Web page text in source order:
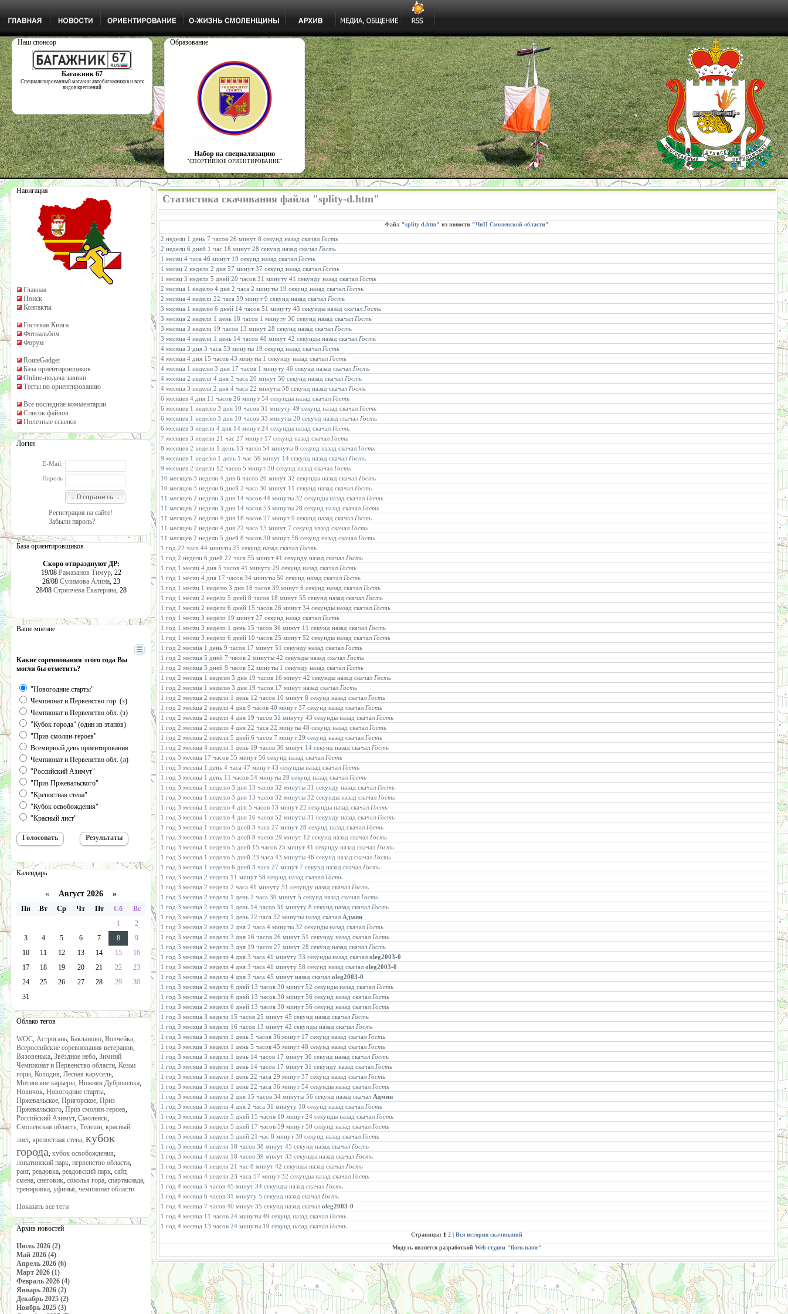
Наш спонсор
Багажник 67
Специализированный магазин автобагажников и всех
видов креплений
Образование
Набор на специализацию
"СПОРТИВНОЕ ОРИЕНТИРОВАНИЕ"
Навигация
Главная
Поиск
Контакты
Гостевая Книга
Фотоальбом
Форум
RouteGadget
База ориентировщиков
Online-подача заявки
Тесты по ориентированию
Все последние комментарии
Список файлов
Полезные ссылки
Логин
E-Mail:
Пароль
Регистрация на сайте!
Забыли пароль?
База ориентировщиков
Скоро отпразднуют ДР:
19/08 Рамазанов Тимур, 22
26/08 Сулимова Алина, 23
28/08 Стряпчева Екатерина, 28
Ваше мнение
Какие соревнования этого года Вы
могли бы отметить?
"Новогодние старты"
Чемпионат и Первенство гор. (з)
Чемпионат и Первенство обл. (з)
"Кубок города" (один из этапов)
"Приз смолян-героев"
Всемирный день ориентирования
Чемпионат и Первенство обл. (л)
"Российский Азимут"
"Приз Пржевальского"
"Крепостная стена"
"Кубок освобождения"
"Красный лист"
Календарь
« Август 2026 »
Пн Вт Ср Чт Пт Сб
Вс
1
2
3
4 5 6 7 8
9
10
11 12 13 14 15
16
17
18 19 20 21 22
23
24
25 26 27 28 29
30
31
Облако тегов
WOC, Астрогань, Бакланово, Волчейка,
Всероссийские соревнования ветеранов,
Вязовенька, Звёздное небо, Зимний
Чемпионат и Первенство области, Козьи
горы, Колодня, Лесная карусель,
Митинские карьеры, Нижняя Дубровенка,
Новичок, Новогодние старты,
Пржевальское, Пригорское, Приз
Пржевальского, Приз смолян-героев,
Российский Азимут, Смоленск,
Смоленская область, Телеши, красный
лист, крепостная стена, кубок
города, кубок освобождения,
лопатинский парк, первенство области,
ранг, реадовка, реадовский парк, сайт,
смена, снеговик, соколья гора, спартакиада,
тренировка, уфинья, чемпионат области
Показать все теги
Архив новостей
Июль 2026 (2)
Май 2026 (4)
Апрель 2026 (6)
Март 2026 (1)
Февраль 2026 (4)
Январь 2026 (2)
Декабрь 2025 (2)
Ноябрь 2025 (3)
Статистика скачивания файла "splity-d.htm"
Файл "splity-d.htm" из новости "ЧиП Смоленской области"
2 недели 1 день 7 часов 26 минут 8 секунд назад скачал Гость
2 недели 6 дней 1 час 18 минут 28 секунд назад скачал Гость
1 месяц 4 часа 46 минут 19 секунд назад скачал Гость
1 месяц 2 недели 2 дня 57 минут 37 секунд назад скачал Гость
1 месяц 3 недели 5 дней 20 часов 31 минуту 41 секунду назад скачал Гость
2 месяца 1 неделю 4 дня 2 часа 2 минуты 19 секунд назад скачал Гость
2 месяца 4 недели 22 часа 59 минут 9 секунд назад скачал Гость
3 месяца 1 неделю 6 дней 14 часов 51 минуту 43 секунды назад скачал Гость
3 месяца 2 недели 1 день 18 часов 1 минуту 30 секунд назад скачал Гость
3 месяца 3 недели 19 часов 13 минут 28 секунд назад скачал Гость
3 месяца 4 недели 1 день 14 часов 48 минут 42 секунды назад скачал Гость
4 месяца 3 дня 3 часа 53 минуты 19 секунд назад скачал Гость
4 месяца 4 дня 15 часов 43 минуты 1 секунду назад скачал Гость
4 месяца 1 неделю 3 дня 17 часов 1 минуту 46 секунд назад скачал Гость
4 месяца 2 недели 4 дня 3 часа 20 минут 50 секунд назад скачал Гость
4 месяца 3 недели 2 дня 4 часа 22 минуты 58 секунд назад скачал Гость
6 месяцев 4 дня 11 часов 26 минут 54 секунды назад скачал Гость
6 месяцев 1 неделю 3 дня 10 часов 31 минуту 49 секунд назад скачал Гость
6 месяцев 1 неделю 3 дня 10 часов 33 минуты 20 секунд назад скачал Гость
6 месяцев 3 недели 4 дня 14 минут 24 секунды назад скачал Гость
7 месяцев 3 недели 21 час 27 минут 17 секунд назад скачал Гость
8 месяцев 2 недели 1 день 13 часов 54 минуты 8 секунд назад скачал Гость
9 месяцев 1 неделю 1 день 1 час 59 минут 14 секунд назад скачал Гость
9 месяцев 2 недели 12 часов 5 минут 30 секунд назад скачал Гость
10 месяцев 3 недели 4 дня 6 часов 26 минут 32 секунды назад скачал Гость
10 месяцев 3 недели 6 дней 2 часа 30 минут 11 секунд назад скачал Гость
11 месяцев 2 недели 3 дня 14 часов 44 минуты 32 секунды назад скачал Гость
11 месяцев 2 недели 3 дня 14 часов 53 минуты 28 секунд назад скачал Гость
11 месяцев 2 недели 4 дня 18 часов 27 минут 9 секунд назад скачал Гость
11 месяцев 2 недели 4 дня 22 часа 15 минут 7 секунд назад скачал Гость
11 месяцев 2 недели 5 дней 8 часов 30 минут 56 секунд назад скачал Гость
1 год 22 часа 44 минуты 25 секунд назад скачал Гость
1 год 2 недели 6 дней 22 часа 55 минут 41 секунду назад скачал Гость
1 год 1 месяц 4 дня 5 часов 41 минуту 29 секунд назад скачал Гость
1 год 1 месяц 4 дня 17 часов 34 минуты 50 секунд назад скачал Гость
1 год 1 месяц 1 неделю 3 дня 18 часов 39 минут 6 секунд назад скачал Гость
1 год 1 месяц 2 недели 5 дней 8 часов 18 минут 55 секунд назад скачал Гость
1 год 1 месяц 2 недели 6 дней 15 часов 26 минут 34 секунды назад скачал Гость
1 год 1 месяц 3 недели 19 минут 27 секунд назад скачал Гость
1 год 1 месяц 3 недели 1 день 15 часов 36 минут 11 секунд назад скачал Гость
1 год 1 месяц 3 недели 6 дней 10 часов 25 минут 52 секунды назад скачал Гость
1 год 2 месяца 1 день 9 часов 17 минут 51 секунду назад скачал Гость
1 год 2 месяца 5 дней 7 часов 2 минуты 42 секунды назад скачал Гость
1 год 2 месяца 5 дней 9 часов 52 минуты 1 секунду назад скачал Гость
1 год 2 месяца 1 неделю 3 дня 19 часов 16 минут 42 секунды назад скачал Гость
1 год 2 месяца 1 неделю 3 дня 19 часов 17 минут назад скачал Гость
1 год 2 месяца 2 недели 1 день 12 часов 10 минут 8 секунд назад скачал Гость
1 год 2 месяца 2 недели 4 дня 9 часов 40 минут 37 секунд назад скачал Гость
1 год 2 месяца 2 недели 4 дня 19 часов 31 минуту 43 секунды назад скачал Гость
1 год 2 месяца 2 недели 4 дня 22 часа 22 минуты 48 секунд назад скачал Гость
1 год 2 месяца 2 недели 5 дней 6 часов 7 минут 29 секунд назад скачал Гость
1 год 2 месяца 4 недели 1 день 19 часов 30 минут 14 секунд назад скачал Гость
1 год 3 месяца 17 часов 55 минут 56 секунд назад скачал Гость
1 год 3 месяца 1 день 4 часа 47 минут 43 секунды назад скачал Гость
1 год 3 месяца 1 день 11 часов 54 минуты 28 секунд назад скачал Гость
1 год 3 месяца 1 неделю 3 дня 13 часов 32 минуты 31 секунду назад скачал Гость
1 год 3 месяца 1 неделю 3 дня 13 часов 32 минуты 32 секунды назад скачал Гость
1 год 3 месяца 1 неделю 4 дня 5 часов 13 минут 22 секунды назад скачал Гость
1 год 3 месяца 1 неделю 4 дня 16 часов 52 минуты 31 секунду назад скачал Гость
1 год 3 месяца 1 неделю 5 дней 3 часа 27 минут 28 секунд назад скачал Гость
1 год 3 месяца 1 неделю 5 дней 8 часов 29 минут 12 секунд назад скачал Гость
1 год 3 месяца 1 неделю 5 дней 15 часов 25 минут 41 секунду назад скачал Гость
1 год 3 месяца 1 неделю 5 дней 23 часа 43 минуты 46 секунд назад скачал Гость
1 год 3 месяца 1 неделю 6 дней 3 часа 27 минут 7 секунд назад скачал Гость
1 год 3 месяца 2 недели 11 минут 58 секунд назад скачал Гость
1 год 3 месяца 2 недели 2 часа 41 минуту 51 секунду назад скачал Гость
1 год 3 месяца 2 недели 1 день 2 часа 39 минут 5 секунд назад скачал Гость
1 год 3 месяца 2 недели 1 день 14 часов 31 минуту 8 секунд назад скачал Гость
1 год 3 месяца 2 недели 1 день 22 часа 52 минуты назад скачал Админ
1 год 3 месяца 2 недели 2 дня 2 часа 4 минуты 32 секунды назад скачал Гость
1 год 3 месяца 2 недели 3 дня 16 часов 26 минут 51 секунду назад скачал Гость
1 год 3 месяца 2 недели 3 дня 19 часов 27 минут 28 секунд назад скачал Гость
1 год 3 месяца 2 недели 4 дня 3 часа 41 минуту 33 секунды назад скачал oleg2003-0
1 год 3 месяца 2 недели 4 дня 3 часа 41 минуту 58 секунд назад скачал oleg2003-0
1 год 3 месяца 2 недели 4 дня 3 часа 45 минут назад скачал oleg2003-0
1 год 3 месяца 2 недели 6 дней 13 часов 30 минут 52 секунды назад скачал Гость
1 год 3 месяца 2 недели 6 дней 13 часов 30 минут 56 секунд назад скачал Гость
1 год 3 месяца 2 недели 6 дней 13 часов 30 минут 56 секунд назад скачал Гость
1 год 3 месяца 3 недели 15 часов 25 минут 45 секунд назад скачал Гость
1 год 3 месяца 3 недели 16 часов 13 минут 42 секунды назад скачал Гость
1 год 3 месяца 3 недели 1 день 5 часов 36 минут 17 секунд назад скачал Гость
1 год 3 месяца 3 недели 1 день 5 часов 45 минут 48 секунд назад скачал Гость
1 год 3 месяца 3 недели 1 день 14 часов 17 минут 30 секунд назад скачал Гость
1 год 3 месяца 3 недели 1 день 14 часов 17 минут 31 секунду назад скачал Гость
1 год 3 месяца 3 недели 1 день 22 часа 29 минут 37 секунд назад скачал Гость
1 год 3 месяца 3 недели 1 день 22 часа 36 минут 54 секунды назад скачал Гость
1 год 3 месяца 3 недели 2 дня 15 часов 34 минуты 56 секунд назад скачал Админ
1 год 3 месяца 3 недели 4 дня 2 часа 31 минуту 10 секунд назад скачал Гость
1 год 3 месяца 3 недели 5 дней 15 часов 10 минут 24 секунды назад скачал Гость
1 год 3 месяца 3 недели 5 дней 17 часов 59 минут 50 секунд назад скачал Гость
1 год 3 месяца 3 недели 5 дней 21 час 8 минут 30 секунд назад скачал Гость
1 год 3 месяца 4 недели 18 часов 38 минут 45 секунд назад скачал Гость
1 год 3 месяца 4 недели 18 часов 39 минут 33 секунды назад скачал Гость
1 год 3 месяца 4 недели 21 час 8 минут 42 секунды назад скачал Гость
1 год 3 месяца 4 недели 23 часа 57 минут 32 секунды назад скачал Гость
1 год 4 месяца 5 часов 45 минут 34 секунды назад скачал Гость
1 год 4 месяца 6 часов 31 минуту 5 секунд назад скачал Гость
1 год 4 месяца 7 часов 40 минут 35 секунд назад скачал oleg2003-0
1 год 4 месяца 11 часов 24 минуты 49 секунд назад скачал Гость
1 год 4 месяца 13 часов 24 минуты 19 секунд назад скачал Гость
Страницы: 1 2 | Вся история скачиваний
Модуль является разработкой Web-студии "fioru.name"